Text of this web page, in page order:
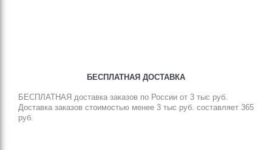
БЕСПЛАТНАЯ ДОСТАВКА
БЕСПЛАТНАЯ доставка заказов по России от 3 тыс руб.
Доставка заказов стоимостью менее 3 тыс руб. составляет 365
руб.